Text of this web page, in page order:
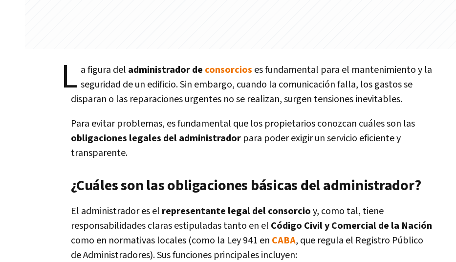
L a figura del administrador de consorcios es fundamental para el mantenimiento y la
seguridad de un edificio. Sin embargo, cuando la comunicación falla, los gastos se
disparan o las reparaciones urgentes no se realizan, surgen tensiones inevitables.
Para evitar problemas, es fundamental que los propietarios conozcan cuáles son las
obligaciones legales del administrador para poder exigir un servicio eficiente y
transparente.
¿Cuáles son las obligaciones básicas del administrador?
El administrador es el representante legal del consorcioy, como tal, tiene
responsabilidades claras estipuladas tanto en el Código Civil y Comercial de la Nación
como en normativas locales (como la Ley 941 en CABA, que regula el Registro Público
de Administradores). Sus funciones principales incluyen: